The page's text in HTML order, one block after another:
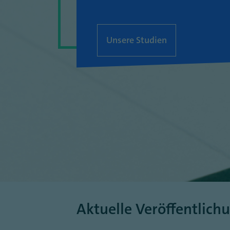
Unsere Studien
Aktuelle